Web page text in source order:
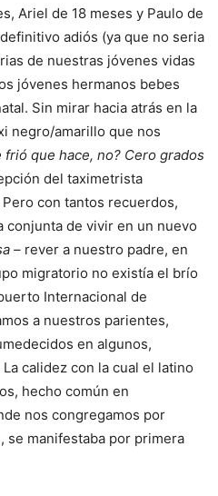
Ariel de 18 meses y Paulo de
adiós (ya que no seria
de nuestras jóvenes vidas
jóvenes hermanos bebes
Sin mirar hacia atrás en la
negro/amarillo que nos
frió que hace, no? Cero grados
del taximetrista
con tantos recuerdos,
conjunta de vivir en un nuevo
– rever a nuestro padre, en
migratorio no existía el brío
Internacional de
a nuestros parientes,
en algunos,
calidez con la cual el latino
hecho común en
nos congregamos por
se manifestaba por primera